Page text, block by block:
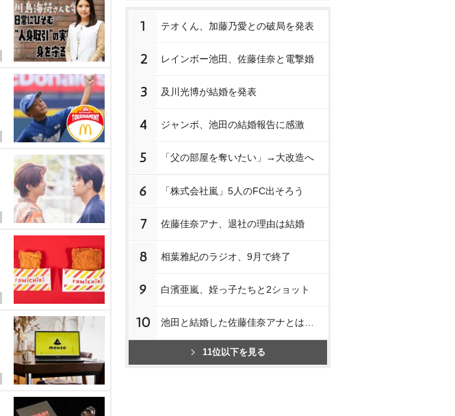
1 テオくん、加藤乃愛との破局を発表
2 レインボー池田、佐藤佳奈と電撃婚
3 及川光博が結婚を発表
4 ジャンボ、池田の結婚報告に感激
5 「父の部屋を奪いたい」→大改造へ
6 「株式会社嵐」5人のFC出そろう
7 佐藤佳奈アナ、退社の理由は結婚
8 相葉雅紀のラジオ、9月で終了
9 白濱亜嵐、姪っ子たちと2ショット
10 池田と結婚した佐藤佳奈アナとは…
11位以下を見る